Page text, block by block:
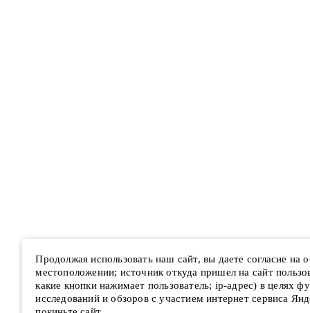
Продолжая использовать наш сайт, вы даете согласие на
местоположении; источник откуда пришел на сайт
какие кнопки нажимает пользователь; ip-адрес) в целях
исследований и обзоров с участием интернет сервиса